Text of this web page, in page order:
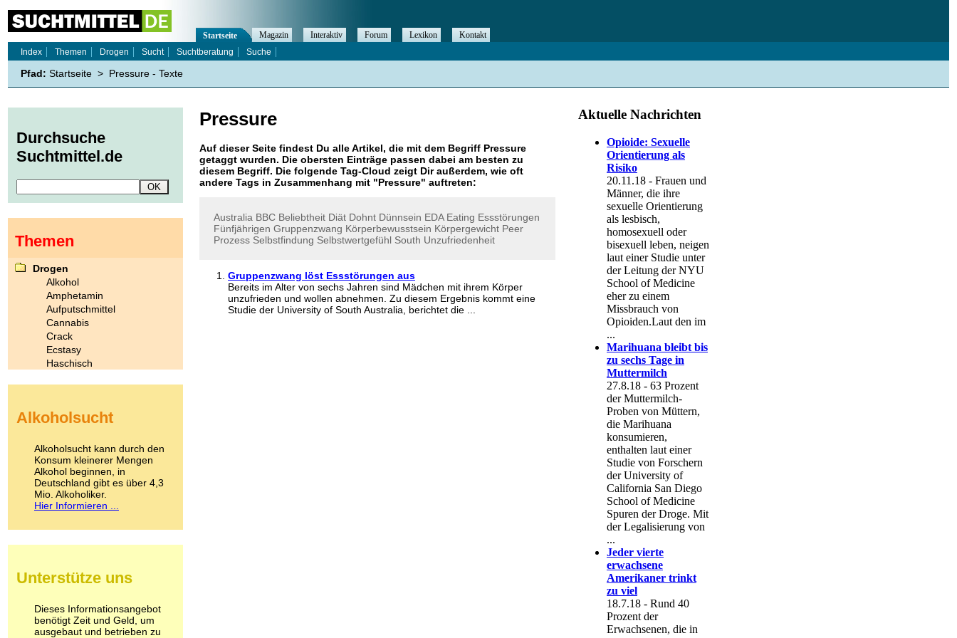
Pressure
Auf dieser Seite findest Du alle Artikel, die mit dem Begriff Pressure
getaggt wurden. Die obersten Einträge passen dabei am besten zu
diesem Begriff. Die folgende Tag-Cloud zeigt Dir außerdem, wie oft
andere Tags in Zusammenhang mit "Pressure" auftreten:
Australia BBC Beliebtheit Diät Dohnt Dünnsein EDA Eating Essstörungen
Fünfjährigen Gruppenzwang Körperbewusstsein Körpergewicht Peer
Prozess Selbstfindung Selbstwertgefühl South Unzufriedenheit
Gruppenzwang löst Essstörungen aus
Bereits im Alter von sechs Jahren sind Mädchen mit ihrem Körper
unzufrieden und wollen abnehmen. Zu diesem Ergebnis kommt eine
Studie der University of South Australia, berichtet die ...
Startseite Magazin Interaktiv Forum Lexikon
Kontakt
Index
Themen Drogen Sucht Suchtberatung Suche
Pfad: Startseite > Pressure - Texte
Durchsuche
Suchtmittel.de
Themen
Drogen
Alkohol
Amphetamin
Aufputschmittel
Cannabis
Crack
Ecstasy
Haschisch
Kokain
LSD
Marihuana
Medikamente
Meskalin
Metamphetamin
Methadon
Pilze
Psychopharmaka
Schlafmittel
Schmerzmittel
Alkoholsucht
Alkoholsucht kann durch den
Konsum kleinerer Mengen
Alkohol beginnen, in
Deutschland gibt es über 4,3
Mio. Alkoholiker.
Hier Informieren ...
Unterstütze uns
Dieses Informationsangebot
benötigt Zeit und Geld, um
ausgebaut und betrieben zu